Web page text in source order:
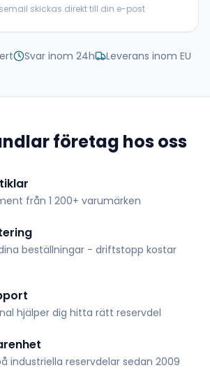
skickas direkt till din e-post
Svar inom 24h Leverans inom EU
företag hos oss
från 1 200+ varumärken
beställningar - driftstopp kostar
hjälper dig hitta rätt reservdel
industriella reservdelar sedan 2009